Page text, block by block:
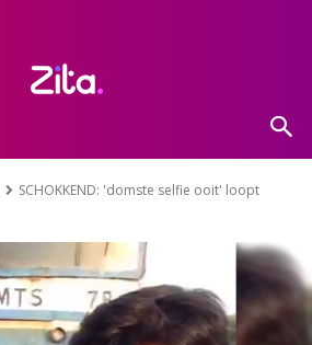
SCHOKKEND: 'domste selfie ooit' loopt